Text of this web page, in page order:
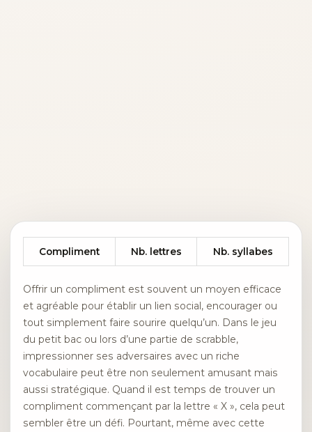
Compliment Nb. lettres Nb. syllabes
Offrir un compliment est souvent un moyen efficace
et agréable pour établir un lien social, encourager ou
tout simplement faire sourire quelqu’un. Dans le jeu
du petit bac ou lors d’une partie de scrabble,
impressionner ses adversaires avec un riche
vocabulaire peut être non seulement amusant mais
aussi stratégique. Quand il est temps de trouver un
compliment commençant par la lettre « X », cela peut
sembler être un défi. Pourtant, même avec cette